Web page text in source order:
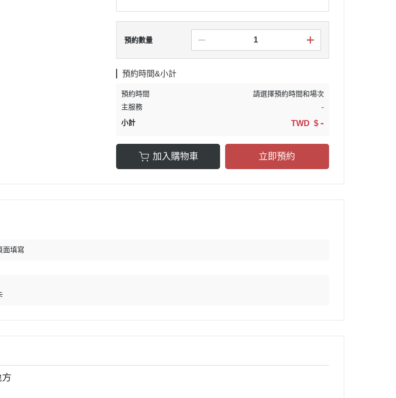
預約數量
預約時間&小計
請選擇預約時間和場次
-
小計
TWD $ -
加入購物車 立即預約
面填寫